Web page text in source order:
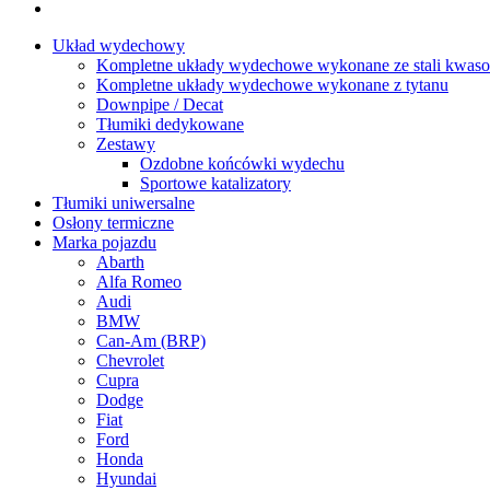
Układ wydechowy
Kompletne układy wydechowe wykonane ze stali
Kompletne układy wydechowe wykonane z tytanu
Downpipe / Decat
Tłumiki dedykowane
Zestawy
Ozdobne końcówki wydechu
Sportowe katalizatory
Tłumiki uniwersalne
Osłony termiczne
Marka pojazdu
Abarth
Alfa Romeo
Audi
BMW
Can-Am (BRP)
Chevrolet
Cupra
Dodge
Fiat
Ford
Honda
Hyundai